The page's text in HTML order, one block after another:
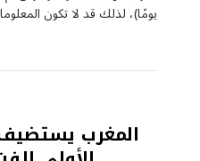
يومًا)، لذلك قد لا تكون
المغرب يستضيف